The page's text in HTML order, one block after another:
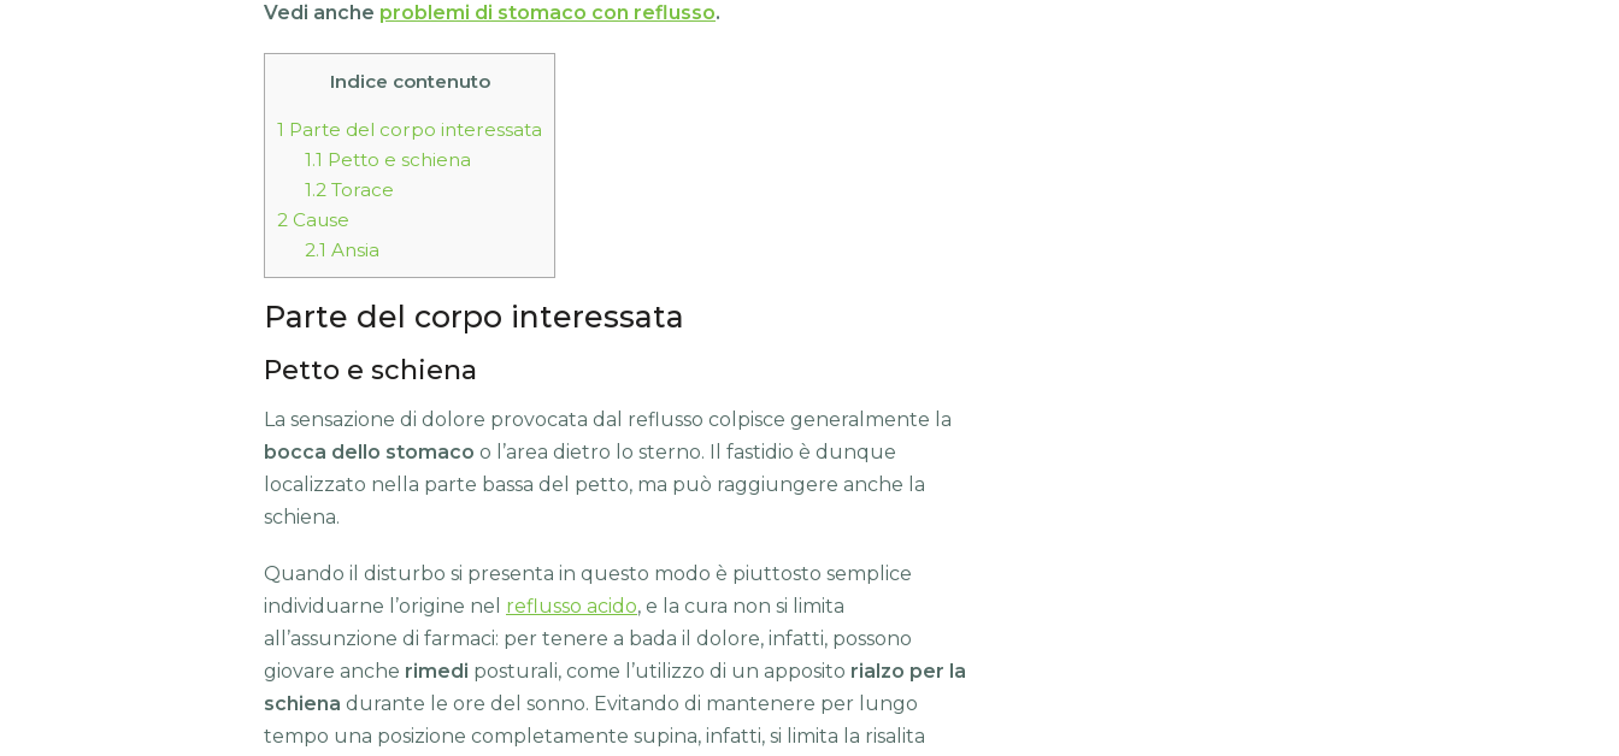
Vedi anche problemi di stomaco con reflusso.
Indice contenuto
1 Parte del corpo interessata
1.1 Petto e schiena
1.2Torace
2 Cause
2.1 Ansia
Parte del corpo interessata
Petto e schiena
La sensazione di dolore provocata dal reflusso colpisce generalmente la
bocca dello stomaco o l’area dietro lo sterno. Il fastidio è dunque
localizzato nella parte bassa del petto, ma può raggiungere anche la
schiena.
Quando il disturbo si presenta in questo modo è piuttosto semplice
individuarne l’origine nel reflusso acido, e la cura non si limita
all’assunzione di farmaci: per tenere a bada il dolore, infatti, possono
giovare anche rimedi posturali, come l’utilizzo di un apposito rialzo per la
schiena durante le ore del sonno. Evitando di mantenere per lungo
tempo una posizione completamente supina, infatti, si limita la risalita